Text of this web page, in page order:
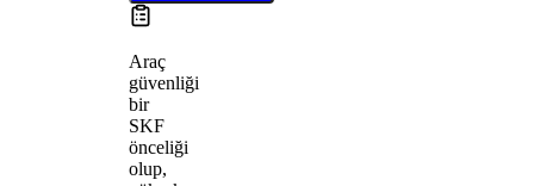
Araç
güvenliği
bir
SKF
önceliği
olup,